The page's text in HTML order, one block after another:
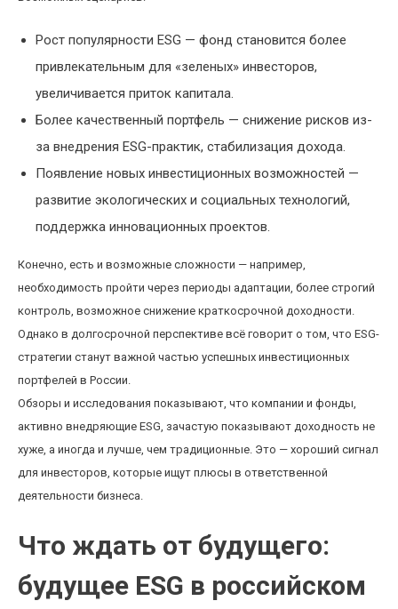
Рост популярности ESG — фонд становится более
привлекательным для «зеленых» инвесторов,
увеличивается приток капитала.
Более качественный портфель — снижение рисков из-
за внедрения ESG-практик, стабилизация дохода.
Появление новых инвестиционных возможностей —
развитие экологических и социальных технологий,
поддержка инновационных проектов.
Конечно, есть и возможные сложности — например,
необходимость пройти через периоды адаптации, более строгий
контроль, возможное снижение краткосрочной доходности.
Однако в долгосрочной перспективе всё говорит о том, что ESG-
стратегии станут важной частью успешных инвестиционных
портфелей в России.
Обзоры и исследования показывают, что компании и фонды,
активно внедряющие ESG, зачастую показывают доходность не
хуже, а иногда и лучше, чем традиционные. Это — хороший сигнал
для инвесторов, которые ищут плюсы в ответственной
деятельности бизнеса.
Что ждать от будущего:
будущее ESG в российском